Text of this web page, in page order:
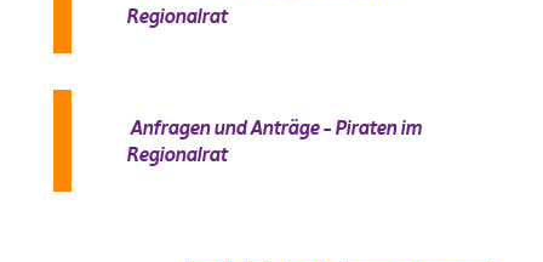
Regionalrat
Anfragen und Anträge – Piraten im
Regionalrat